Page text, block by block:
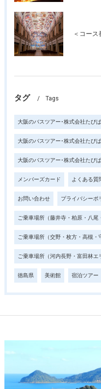
タグ Tags
大阪のバスツアー･株式会社たび
大阪のバスツアー･株式会社たび
大阪のバスツアー･株式会社たび
メンバーズカード よくある質
お問い合わせ プライバシーポ
ご乗車場所（藤井寺・柏原・八尾
ご乗車場所（交野・枚方・高槻・
ご乗車場所（河内長野・富田林エ
徳島県 美術館 宿泊ツアー